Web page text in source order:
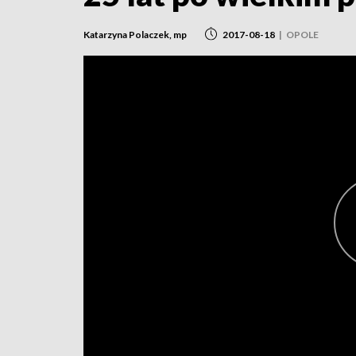
Katarzyna Polaczek, mp 2017-08-18 | OPOLE